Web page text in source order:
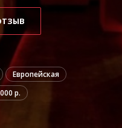
Европейская
р.